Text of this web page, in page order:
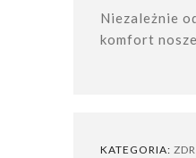
Niezależnie
komfort
KATEGORIA: